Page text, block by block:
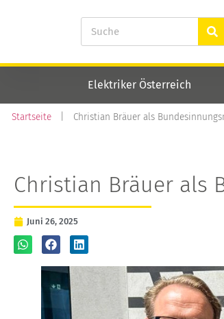
Elektriker Österreich
Startseite Christian Bräuer als
Christian Bräuer als
Juni 26, 2025